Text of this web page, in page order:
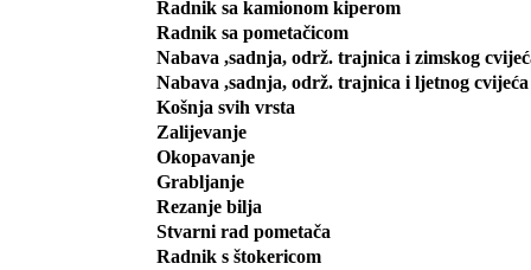
Radnik sa kamionom kiperom
Radnik sa pometačicom
Nabava ,sadnja, održ. trajnica i zimskog
Nabava ,sadnja, održ. trajnica i ljetnog cvijeća
Košnja svih vrsta
Zalijevanje
Okopavanje
Grabljanje
Rezanje bilja
Stvarni rad pometača
Radnik s štokericom